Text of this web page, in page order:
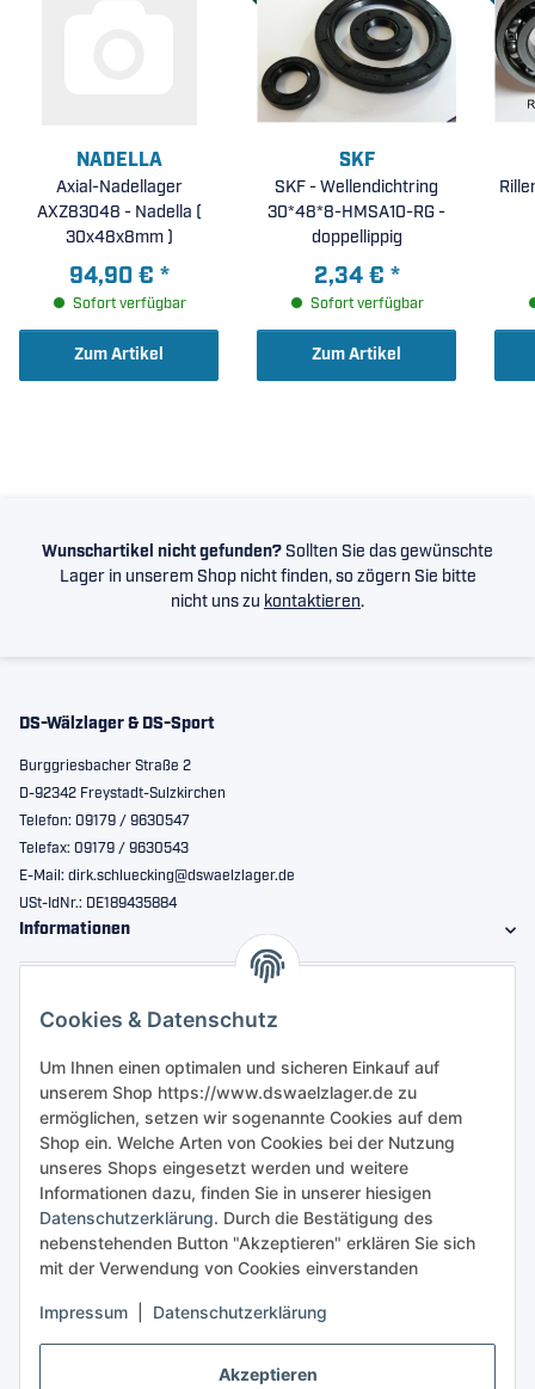
Akzeptieren
Cookies & Datenschutz
Um Ihnen einen optimalen und sicheren Einkauf auf
unserem Shop https://www.dswaelzlager.de zu
ermöglichen, setzen wir sogenannte Cookies auf dem
Shop ein. Welche Arten von Cookies bei der Nutzung
unseres Shops eingesetzt werden und weitere
Informationen dazu, finden Sie in unserer hiesigen
Datenschutzerklärung. Durch die Bestätigung des
nebenstehenden Button "Akzeptieren" erklären Sie sich
mit der Verwendung von Cookies einverstanden
Impressum Datenschutzerklärung
NADELLA
Axial-Nadellager
AXZ83048 - Nadella (
30x48x8mm )
94,90 € *
Sofort verfügbar
Zum Artikel
SKF
SKF - Wellendichtring
30*48*8-HMSA10-RG -
doppellippig
2,34 € *
Sofort verfügbar
Zum Artikel
Wunschartikel nicht gefunden? Sollten Sie das gewünschte
Lager in unserem Shop nicht finden, so zögern Sie bitte
nicht uns zu kontaktieren.
DS-Wälzlager & DS-Sport
Burggriesbacher Straße 2
D-92342 Freystadt-Sulzkirchen
Telefon: 09179 / 9630547
Telefax: 09179 / 9630543
E-Mail: dirk.schluecking@dswaelzlager.de
USt-IdNr.: DE189435884
Informationen
Sicher bestellen